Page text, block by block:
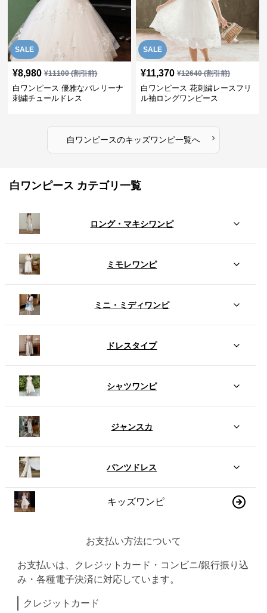
SALE
¥8,980 ¥11100(割引前)
白ワンピース 優雅なバレリーナ
刺繍チュールドレス
SALE
¥11,370 ¥12640(割引前)
白ワンピース 花刺繍レースフリ
ル袖ロングワンピース
白ワンピースのキッズワンピ一覧へ ›
白ワンピース カテゴリ一覧
ロング・マキシワンピ
ミモレワンピ
ミニ・ミディワンピ
ドレスタイプ
シャツワンピ
ジャンスカ
パンツドレス
キッズワンピ
お支払い方法について
お支払いは、クレジットカード・コンビニ/銀行振り込
み・各種電子決済に対応しています。
クレジットカード